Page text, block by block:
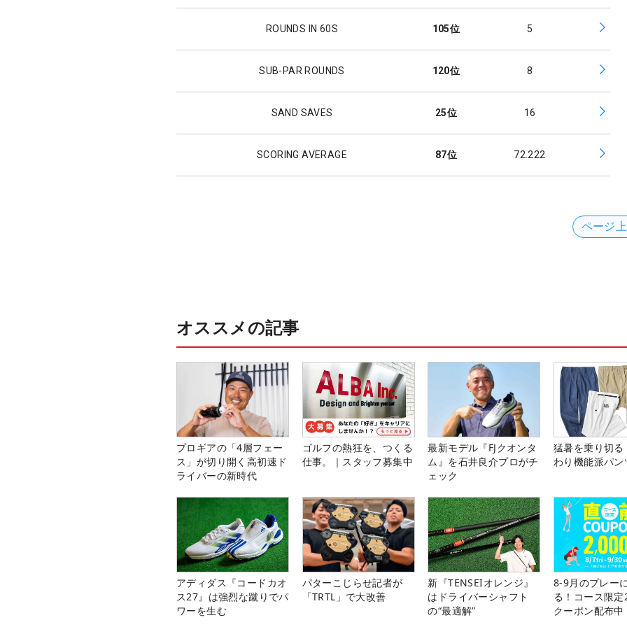
ROUNDS IN 60S 105位 5
SUB-PAR ROUNDS 120位 8
SAND SAVES 25位 16
SCORING AVERAGE 87位 72.222
ページ
オススメの記事
プロギアの「4層フェー
ス」が切り開く高初速ド
ライバーの新時代
ゴルフの熱狂を、つくる
仕事。｜スタッフ募集中
最新モデル『FJクオンタ
ム』を石井良介プロがチ
ェック
猛暑を乗り切
わり機能派パ
アディダス『コードカオ
ス27』は強烈な蹴りでパ
ワーを生む
パターこじらせ記者が
「TRTL」で大改善
新『TENSEIオレンジ』
はドライバーシャフト
の“最適解”
8-9月のプレー
る！コース限
クーポン配布中